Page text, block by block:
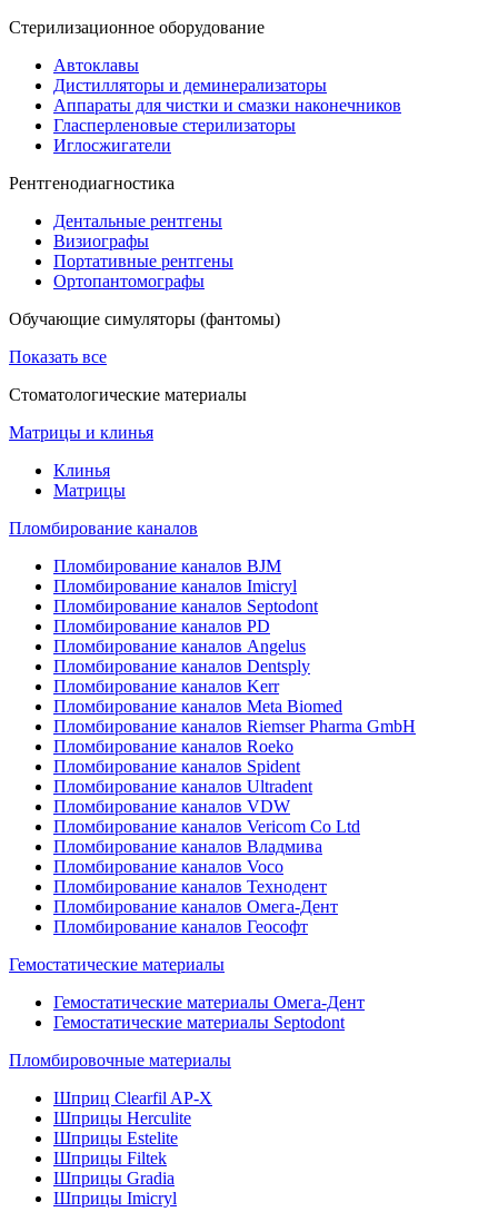
Стерилизационное оборудование
Автоклавы
Дистилляторы и деминерализаторы
Аппараты для чистки и смазки наконечников
Гласперленовые стерилизаторы
Иглосжигатели
Рентгенодиагностика
Дентальные рентгены
Визиографы
Портативные рентгены
Ортопантомографы
Обучающие симуляторы (фантомы)
Показать все
Стоматологические материалы
Матрицы и клинья
Клинья
Матрицы
Пломбирование каналов
Пломбирование каналов BJM
Пломбирование каналов Imicryl
Пломбирование каналов Septodont
Пломбирование каналов PD
Пломбирование каналов Angelus
Пломбирование каналов Dentsply
Пломбирование каналов Kerr
Пломбирование каналов Meta Biomed
Пломбирование каналов Riemser Pharma GmbH
Пломбирование каналов Roeko
Пломбирование каналов Spident
Пломбирование каналов Ultradent
Пломбирование каналов VDW
Пломбирование каналов Vericom Co Ltd
Пломбирование каналов Владмива
Пломбирование каналов Voco
Пломбирование каналов Технодент
Пломбирование каналов Омега-Дент
Пломбирование каналов Геософт
Гемостатические материалы
Гемостатические материалы Омега-Дент
Гемостатические материалы Septodont
Пломбировочные материалы
Шприц Clearfil AP-X
Шприцы Herculite
Шприцы Estelite
Шприцы Filtek
Шприцы Gradia
Шприцы Imicryl